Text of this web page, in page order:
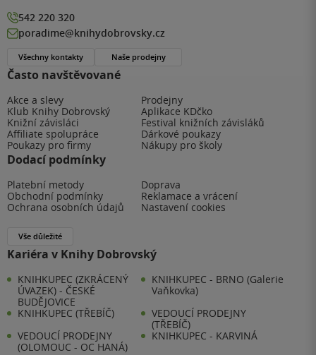
Často navštěvované
Akce a slevy
Prodejny
Klub Knihy Dobrovský
Aplikace KDčko
Knižní závisláci
Festival knižních závisláků
Affiliate spolupráce
Dárkové poukazy
Poukazy pro firmy
Nákupy pro školy
Dodací podmínky
Platební metody
Doprava
Obchodní podmínky
Reklamace a vrácení
Ochrana osobních údajů
Nastavení cookies
Vše důležité
Kariéra v Knihy Dobrovský
KNIHKUPEC (ZKRÁCENÝ
ÚVAZEK) - ČESKÉ
BUDĚJOVICE
KNIHKUPEC - BRNO (Galerie
Vaňkovka)
KNIHKUPEC (TŘEBÍČ)
VEDOUCÍ PRODEJNY
(TŘEBÍČ)
VEDOUCÍ PRODEJNY
(OLOMOUC - OC HANÁ)
KNIHKUPEC - KARVINÁ
542 220 320
poradime@knihydobrovsky.cz
Všechny kontakty Naše prodejny